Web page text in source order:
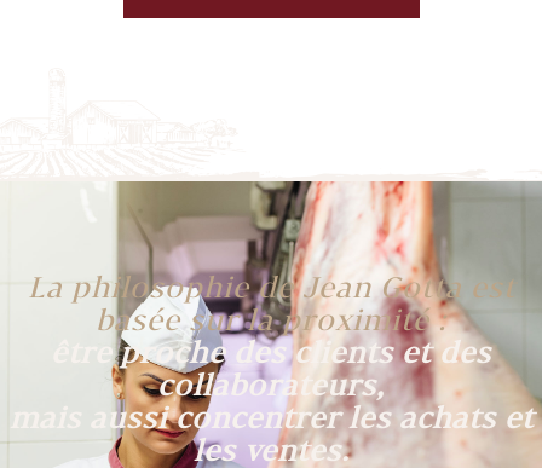
La philosophie de Jean Gotta est
basée sur la proximité :
être proche des clients et des
collaborateurs,
mais aussi concentrer les achats et
les ventes.